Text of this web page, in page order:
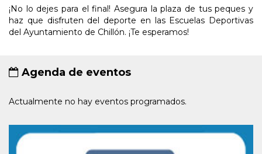
¡No lo dejes para el final! Asegura la plaza de tus peques y
haz que disfruten del deporte en las Escuelas Deportivas
del Ayuntamiento de Chillón. ¡Te esperamos!
Agenda de eventos
Actualmente no hay eventos programados.